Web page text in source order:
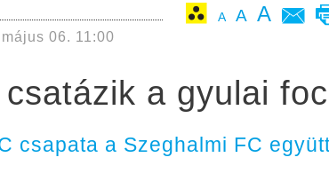
A A A
06. 11:00
a gyulai
csapata a Szeghalmi FC